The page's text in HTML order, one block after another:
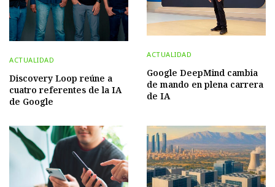
ACTUALIDAD
Discovery Loop reúne a
cuatro referentes de la IA
de Google
ACTUALIDAD
Google DeepMind cambia
de mando en plena carrera
de IA